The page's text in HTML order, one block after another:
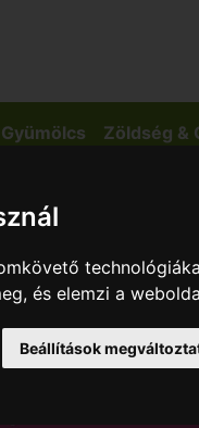
és elemzi a
Beállítások
Zöldség &